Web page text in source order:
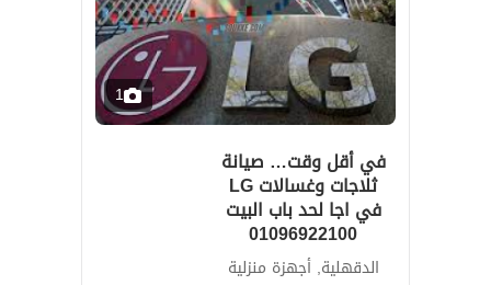
1
في أقل وقت… صيانة
ثلاجات وغسالات LG
في اجا لحد باب البيت
01096922100
الدقهلية, أجهزة منزلية